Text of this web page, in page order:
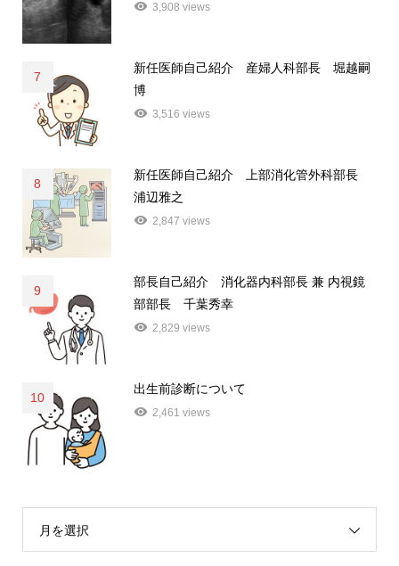
3,908 views
7
新任医師自己紹介 産婦人科部長 堀越嗣
博
3,516 views
8
新任医師自己紹介 上部消化管外科部長
浦辺雅之
2,847 views
9
部長自己紹介 消化器内科部長 兼 内視鏡
部部長 千葉秀幸
2,829 views
10
出生前診断について
2,461 views
月を選択